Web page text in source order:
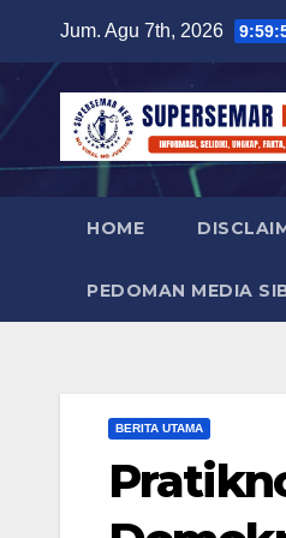
content
Jum. Agu 7th, 2026
HOME
PEDOMAN MEDIA
BERITA UTAMA